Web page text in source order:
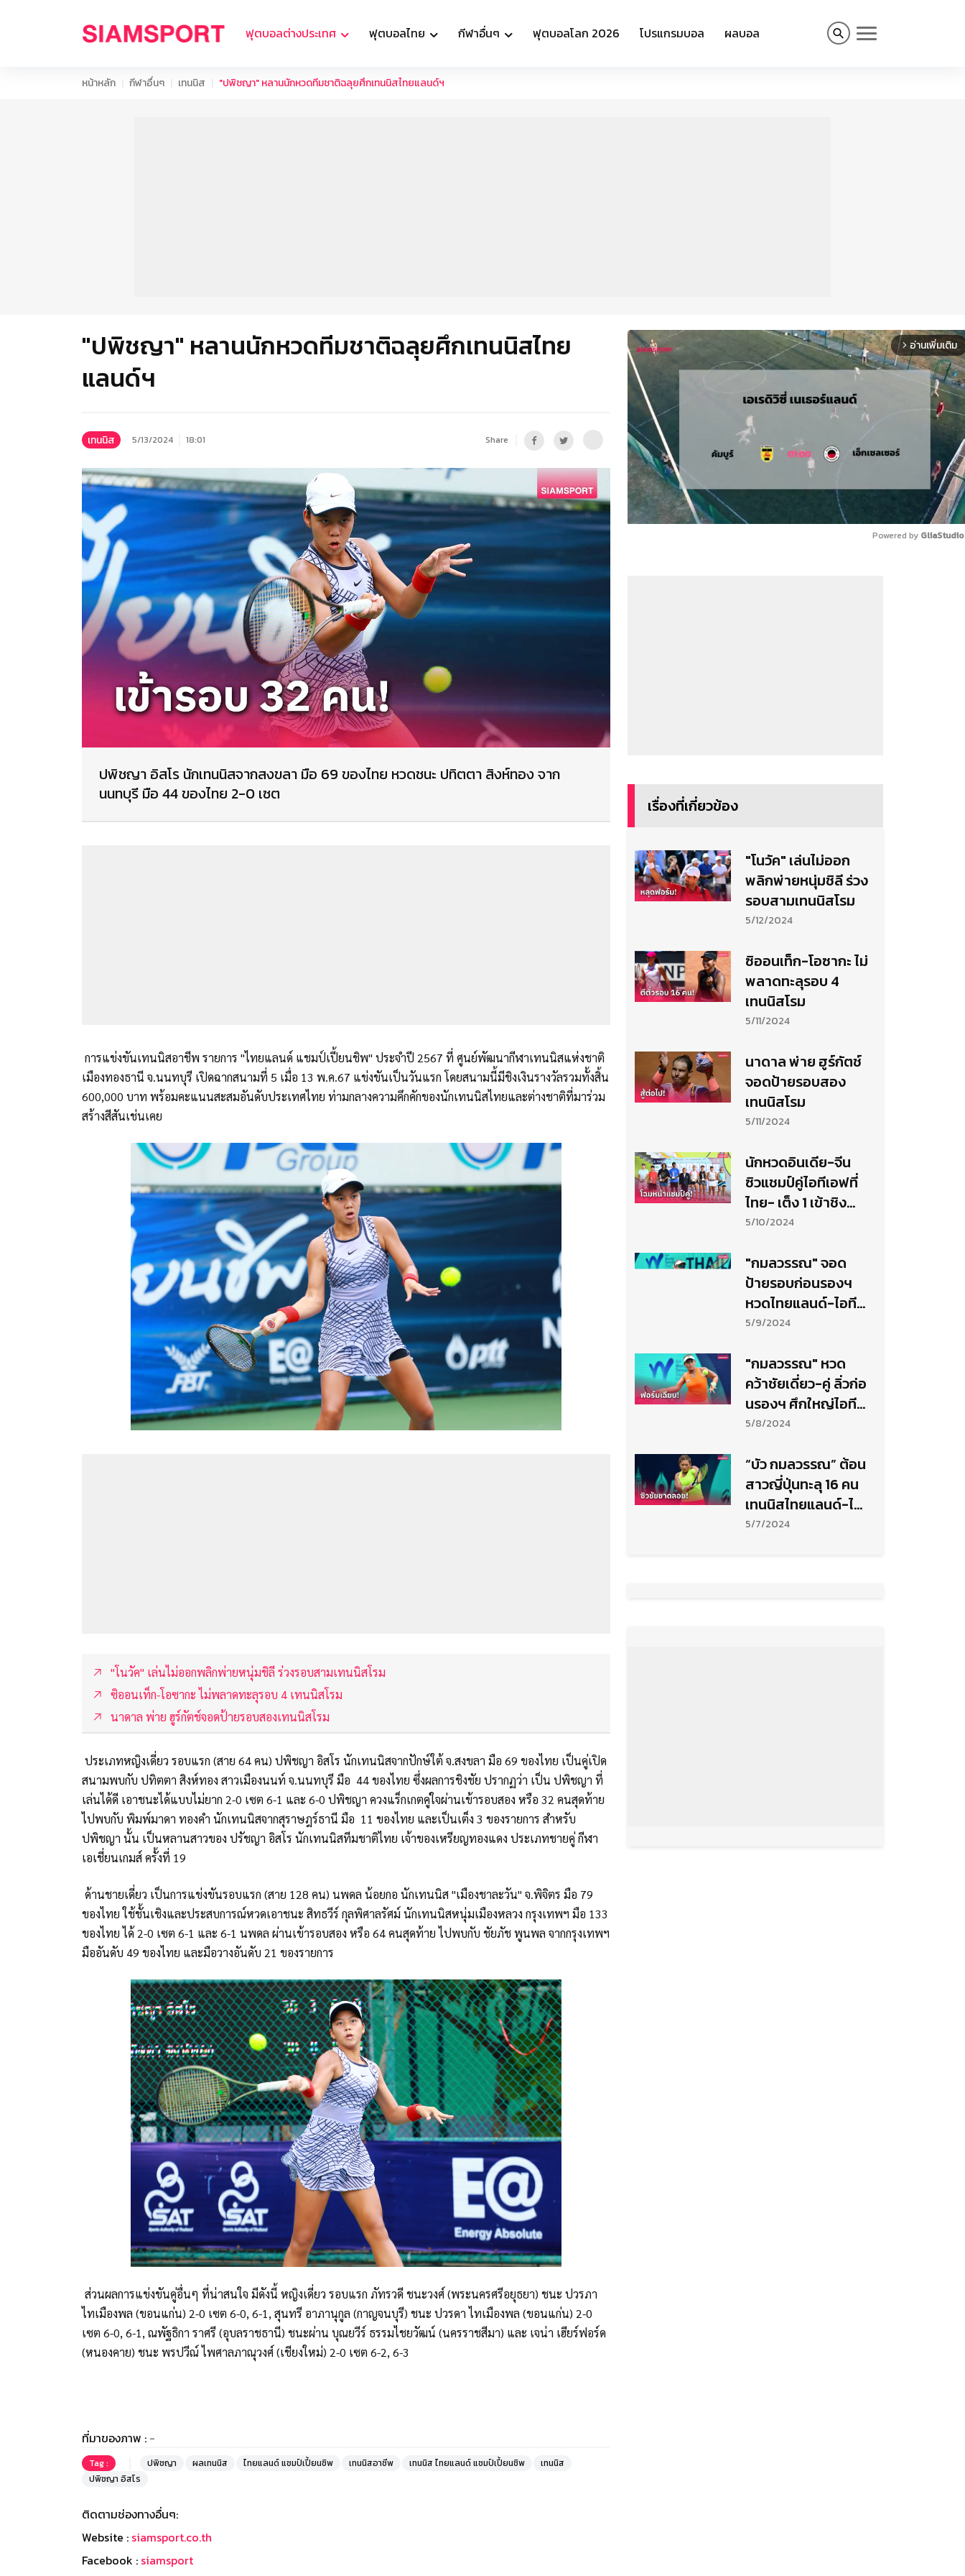
ฟุตบอลต่างประเทศ ฟุตบอลไทย กีฬาอื่นๆ ฟุตบอลโลก 2026 โปรแกรมบอล ผลบอล
หน้าหลัก กีฬาอื่นๆ เทนนิส "ปพิชญา" หลานนักหวดทีมชาติฉลุยศึกเทนนิสไทยแลนด์ฯ
"ปพิชญา" หลานนักหวดทีมชาติฉลุยศึกเทนนิสไทย
แลนด์ฯ
เทนนิส 5/13/2024 18:01 Share
ปพิชญา อิสโร นักเทนนิสจากสงขลา มือ 69 ของไทย หวดชนะ ปทิตตา สิงห์ทอง จาก
นนทบุรี มือ 44 ของไทย 2-0 เซต
การแข่งขันเทนนิสอาชีพ รายการ "ไทยแลนด์ แชมป์เปี้ยนชิพ" ประจำปี 2567 ที่ ศูนย์พัฒนากีฬาเทนนิสแห่งชาติ
เมืองทองธานี จ.นนทบุรี เปิดฉากสนามที่ 5 เมื่อ 13 พ.ค.67 แข่งขันเป็นวันแรก โดยสนามนี้มีชิงเงินรางวัลรวมทั้งสิ้น
600,000 บาท พร้อมคะแนนสะสมอันดับประเทศไทย ท่ามกลางความคึกคักของนักเทนนิสไทยและต่างชาติที่มาร่วม
สร้างสีสันเช่นเคย
"โนวัค" เล่นไม่ออกพลิกพ่ายหนุ่มชิลี ร่วงรอบสามเทนนิสโรม
ซิออนเท็ก-โอซากะ ไม่พลาดทะลุรอบ 4 เทนนิสโรม
นาดาล พ่าย ฮูร์กัตช์จอดป้ายรอบสองเทนนิสโรม
ประเภทหญิงเดี่ยว รอบแรก (สาย 64 คน) ปพิชญา อิสโร นักเทนนิสจากปักษ์ใต้ จ.สงขลา มือ 69 ของไทย เป็นคู่เปิด
สนามพบกับ ปทิตตา สิงห์ทอง สาวเมืองนนท์ จ.นนทบุรี มือ 44 ของไทย ซึ่งผลการชิงชัย ปรากฏว่า เป็น ปพิชญา ที่
เล่นได้ดี เอาชนะได้แบบไม่ยาก 2-0 เซต 6-1 และ 6-0 ปพิชญา ควงแร็กเกตคู่ใจผ่านเข้ารอบสอง หรือ 32 คนสุดท้าย
ไปพบกับ พิมพ์มาดา ทองคำ นักเทนนิสจากสุราษฎร์ธานี มือ 11 ของไทย และเป็นเต็ง 3 ของรายการ สำหรับ
ปพิชญา นั้น เป็นหลานสาวของ ปรัชญา อิสโร นักเทนนิสทีมชาติไทย เจ้าของเหรียญทองแดง ประเภทชายคู่ กีฬา
เอเชี่ยนเกมส์ ครั้งที่ 19
ด้านชายเดี่ยว เป็นการแข่งขันรอบแรก (สาย 128 คน) นพดล น้อยกอ นักเทนนิส "เมืองชาละวัน" จ.พิจิตร มือ 79
ของไทย ใช้ชั้นเชิงและประสบการณ์หวดเอาชนะ สิทธวีร์ กุลพิศาลรัศม์ นักเทนนิสหนุ่มเมืองหลวง กรุงเทพฯ มือ 133
ของไทย ได้ 2-0 เซต 6-1 และ 6-1 นพดล ผ่านเข้ารอบสอง หรือ 64 คนสุดท้าย ไปพบกับ ชัยภัช พูนพล จากกรุงเทพฯ
มืออันดับ 49 ของไทย และมือวางอันดับ 21 ของรายการ
ส่วนผลการแข่งขันคู่อื่นๆ ที่น่าสนใจ มีดังนี้ หญิงเดี่ยว รอบแรก ภัทรวดี ชนะวงศ์ (พระนครศรีอยุธยา) ชนะ ปวรภา
ไทเมืองพล (ขอนแก่น) 2-0 เซต 6-0, 6-1, สุนทรี อาภานุกูล (กาญจนบุรี) ชนะ ปวรดา ไทเมืองพล (ขอนแก่น) 2-0
เซต 6-0, 6-1, ณพัฐธิกา ราศรี (อุบลราชธานี) ชนะผ่าน บุณยวีร์ ธรรมไชยวัฒน์ (นครราชสีมา) และ เจน่า เฮียร์ฟอร์ด
(หนองคาย) ชนะ พรปวีณ์ ไพศาลภาณุวงศ์ (เชียงใหม่) 2-0 เซต 6-2, 6-3
ที่มาของภาพ : -
Tag : ปพิชญา ผลเทนนิส ไทยแลนด์ แชมป์เปี้ยนชิพ เทนนิสอาชีพ เทนนิส ไทยแลนด์ แชมป์เปี้ยนชิพ
เทนนิส
ปพิชญา อิสโร
ติดตามช่องทางอื่นๆ:
Website : siamsport.co.th
Facebook : siamsport
arrow_forward_ios อ่านเพิ่มเติม
Powered by
เรื่องที่เกี่ยวข้อง
"โนวัค" เล่นไม่ออก
พลิกพ่ายหนุ่มชิลี ร่วง
รอบสามเทนนิสโรม
5/12/2024
ซิออนเท็ก-โอซากะ ไม่
พลาดทะลุรอบ 4
เทนนิสโรม
5/11/2024
นาดาล พ่าย ฮูร์กัตช์
จอดป้ายรอบสอง
เทนนิสโรม
5/11/2024
นักหวดอินเดีย-จีน
ซิวแชมป์คู่ไอทีเอฟที่
ไทย- เต็ง 1 เข้าชิง
ประเภทเดี่ยว
5/10/2024
"กมลวรรณ" จอด
ป้ายรอบก่อนรองฯ
หวดไทยแลนด์-ไอที
เอฟ
5/9/2024
"กมลวรรณ" หวด
คว้าชัยเดี่ยว-คู่ ลิ่วก่อ
นรองฯ ศึกใหญ่ไอที
เอฟบี 1
5/8/2024
“บัว กมลวรรณ” ต้อน
สาวญี่ปุ่นทะลุ 16 คน
เทนนิสไทยแลนด์-ไอ
ทีเอฟ
5/7/2024